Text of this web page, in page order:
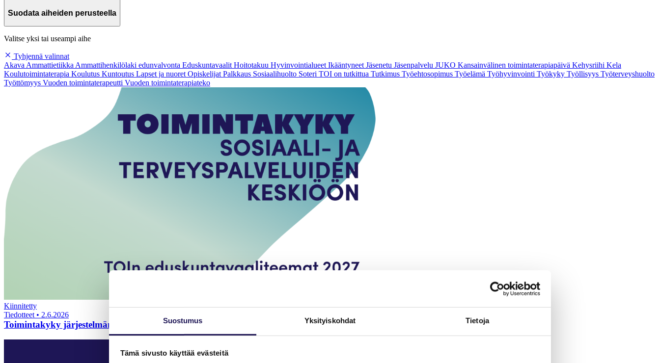
Suostumus Yksityiskohdat Tietoja
Tämä sivusto käyttää evästeitä
Suodata aiheiden perusteella
Valitse yksi tai useampi aihe
Tyhjennä valinnat
Akava Ammattietiikka Ammattihenkilölaki edunvalvonta Eduskuntavaalit Hoitotakuu Hyvinvointialueet Ikääntyneet Jäsenetu Jäsenpalvelu JUKO Kansainvälinen toimintaterapiapäivä Kehysriihi Kela
Koulutoimintaterapia Koulutus Kuntoutus Lapset ja nuoret Opiskelijat Palkkaus Sosiaalihuolto Soteri TOI on tutkittua Tutkimus Työehtosopimus Työelämä Työhyvinvointi Työkyky Työllisyys Työterveyshuolto
Työttömyys Vuoden toimintaterapeutti Vuoden toimintaterapiateko
Kiinnitetty
Tiedotteet • 2.6.2026
Toimintakyky järjestelmän ytimeen — Toimintaterapeuttiliitto julkaisee eduskuntavaalitavoitteensa 2027